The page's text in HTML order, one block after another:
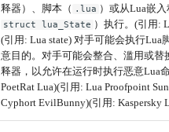
释器）、脚本（ .lua ）或从Lua嵌
struct lua_State ）执行。(引用:
(引用: Lua state) 对手可能会执行Lua
意目的。对手可能会整合、滥用或替
释器，以允许在运行时执行恶意Lua
PoetRat Lua)(引用: Lua Proofpoint
Cyphort EvilBunny)(引用: Kaspersky